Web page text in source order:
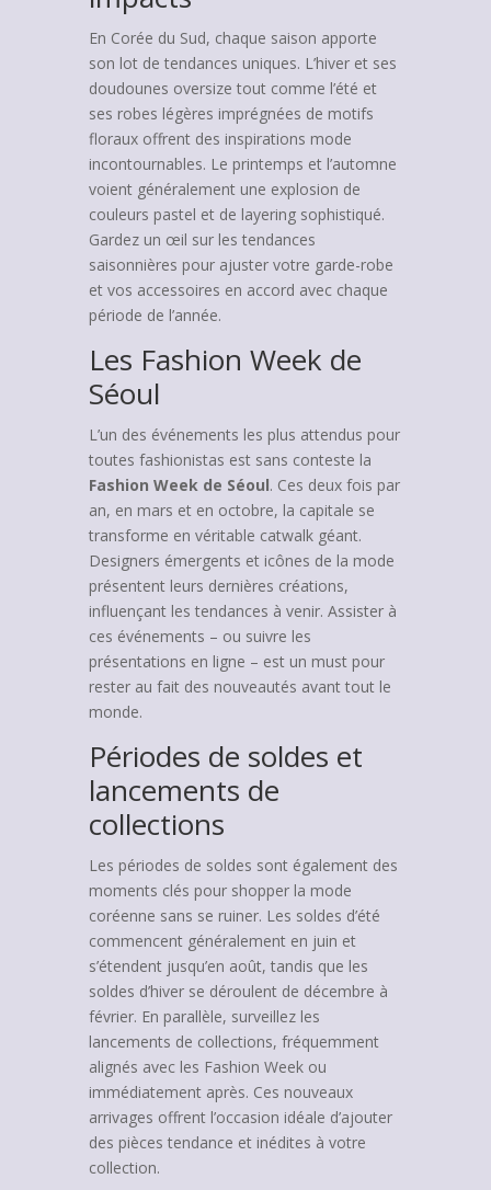
En Corée du Sud, chaque saison apporte
son lot de tendances uniques. L’hiver et ses
doudounes oversize tout comme l’été et
ses robes légères imprégnées de motifs
floraux offrent des inspirations mode
incontournables. Le printemps et l’automne
voient généralement une explosion de
couleurs pastel et de layering sophistiqué.
Gardez un œil sur les tendances
saisonnières pour ajuster votre garde-robe
et vos accessoires en accord avec chaque
période de l’année.
Les Fashion Week de
Séoul
L’un des événements les plus attendus pour
toutes fashionistas est sans conteste la
Fashion Week de Séoul. Ces deux fois par
an, en mars et en octobre, la capitale se
transforme en véritable catwalk géant.
Designers émergents et icônes de la mode
présentent leurs dernières créations,
influençant les tendances à venir. Assister à
ces événements – ou suivre les
présentations en ligne – est un must pour
rester au fait des nouveautés avant tout le
monde.
Périodes de soldes et
lancements de
collections
Les périodes de soldes sont également des
moments clés pour shopper la mode
coréenne sans se ruiner. Les soldes d’été
commencent généralement en juin et
s’étendent jusqu’en août, tandis que les
soldes d’hiver se déroulent de décembre à
février. En parallèle, surveillez les
lancements de collections, fréquemment
alignés avec les Fashion Week ou
immédiatement après. Ces nouveaux
arrivages offrent l’occasion idéale d’ajouter
des pièces tendance et inédites à votre
collection.